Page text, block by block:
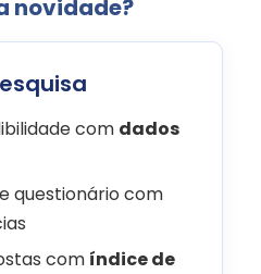
novidade?
com dados
questionário com
com índice de